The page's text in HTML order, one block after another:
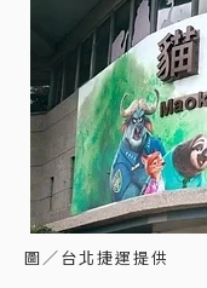
圖／台北捷運提供